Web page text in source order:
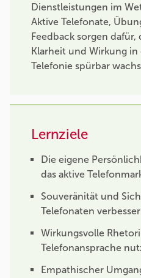
Dienstleistungen im
Aktive Telefonate,
Feedback sorgen dafür,
Klarheit und Wirkung
Telefonie spürbar
Lernziele
Die eigene
das aktive
Souveränität und
Telefonaten
Wirkungsvolle
Telefonansprache
Empathischer